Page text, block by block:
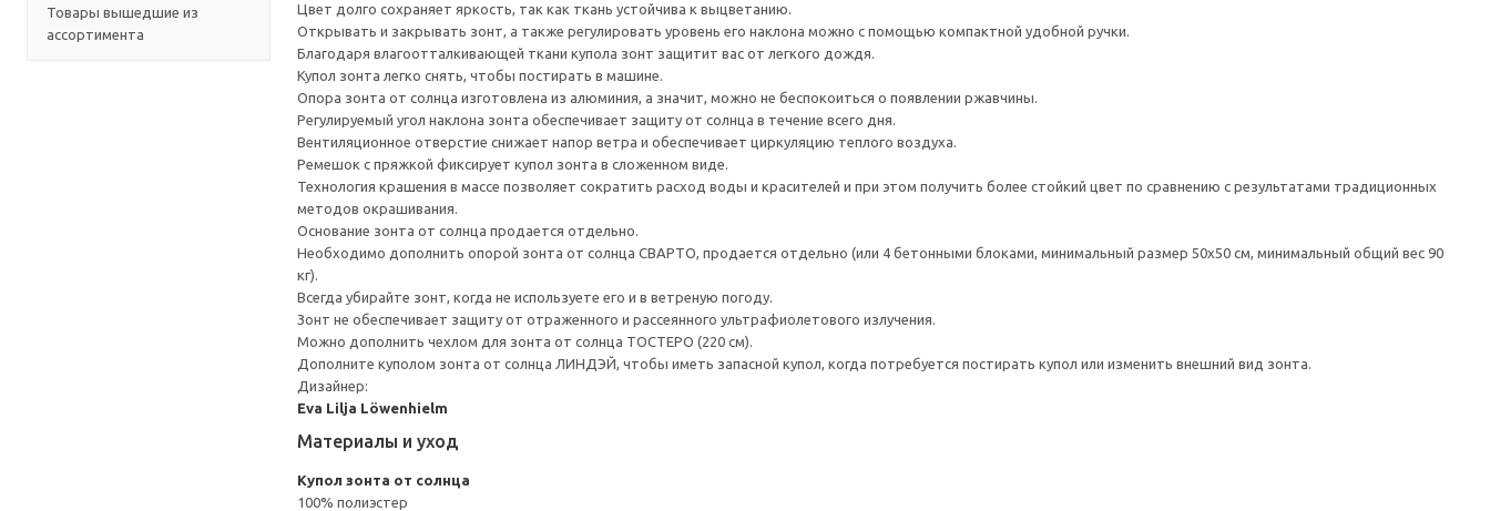
Товары вышедшие из
ассортимента
Цвет долго сохраняет яркость, так как ткань устойчива к выцветанию.
Открывать и закрывать зонт, а также регулировать уровень его наклона можно с помощью компактной удобной ручки.
Благодаря влагоотталкивающей ткани купола зонт защитит вас от легкого дождя.
Купол зонта легко снять, чтобы постирать в машине.
Опора зонта от солнца изготовлена из алюминия, а значит, можно не беспокоиться о появлении ржавчины.
Регулируемый угол наклона зонта обеспечивает защиту от солнца в течение всего дня.
Вентиляционное отверстие снижает напор ветра и обеспечивает циркуляцию теплого воздуха.
Ремешок с пряжкой фиксирует купол зонта в сложенном виде.
Технология крашения в массе позволяет сократить расход воды и красителей и при этом получить более стойкий цвет по сравнению с результатами традиционных
методов окрашивания.
Основание зонта от солнца продается отдельно.
Необходимо дополнить опорой зонта от солнца СВАРТО, продается отдельно (или 4 бетонными блоками, минимальный размер 50x50 см, минимальный общий вес 90
кг).
Всегда убирайте зонт, когда не используете его и в ветреную погоду.
Зонт не обеспечивает защиту от отраженного и рассеянного ультрафиолетового излучения.
Можно дополнить чехлом для зонта от солнца ТОСТЕРО (220 см).
Дополните куполом зонта от солнца ЛИНДЭЙ, чтобы иметь запасной купол, когда потребуется постирать купол или изменить внешний вид зонта.
Дизайнер:
Eva Lilja Löwenhielm
Материалы и уход
Купол зонта от солнца
100% полиэстер